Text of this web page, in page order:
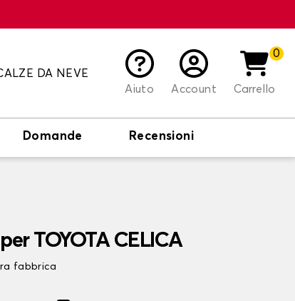
DA NEVE
Aiuto
Account
0
Carrello
Domande Recensioni
TOYOTA CELICA
fabbrica